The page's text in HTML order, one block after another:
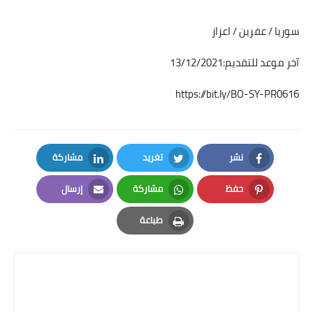
سوريا / عفرين / اعزاز
آخر موعد للتقديم:13/12/2021
https://bit.ly/BO-SY-PR0616
نشر
Facebook
تغريد
Twitter
مشاركة
LinkedIn
حفظ
Pinterest
مشاركة
Whatsapp
إرسال
Email
طباعة
Print